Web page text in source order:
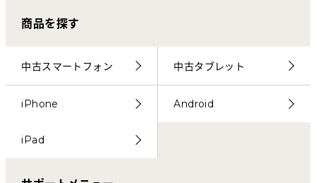
商品を探す
中古スマートフォン 中古タブレット
iPhone Android
iPad